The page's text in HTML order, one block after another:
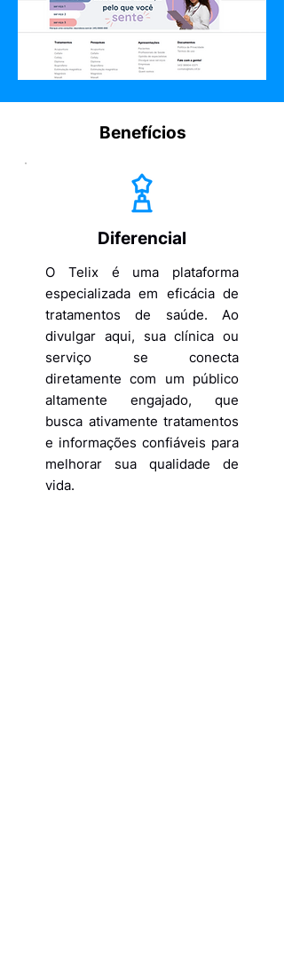
Benefícios
Diferencial
O Telix é uma plataforma
especializada em eficácia de
tratamentos de saúde. Ao
divulgar aqui, sua clínica ou
serviço se conecta
diretamente com um público
altamente engajado, que
busca ativamente tratamentos
e informações confiáveis para
melhorar sua qualidade de
vida.